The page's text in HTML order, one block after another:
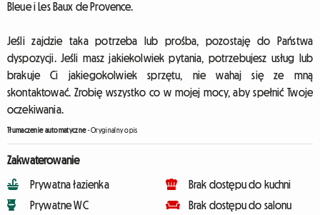
Bleue i Les Baux de Provence.
Jeśli zajdzie taka potrzeba lub prośba, pozostaję do Państwa
dyspozycji. Jeśli masz jakiekolwiek pytania, potrzebujesz usług lub
brakuje Ci jakiegokolwiek sprzętu, nie wahaj się ze mną
skontaktować. Zrobię wszystko co w mojej mocy, aby spełnić Twoje
oczekiwania.
Tłumaczenie automatyczne-Oryginalny opis
Zakwaterowanie
Prywatna łazienka
Prywatne WC
Brak dostępu do kuchni
Brak dostępu do salonu